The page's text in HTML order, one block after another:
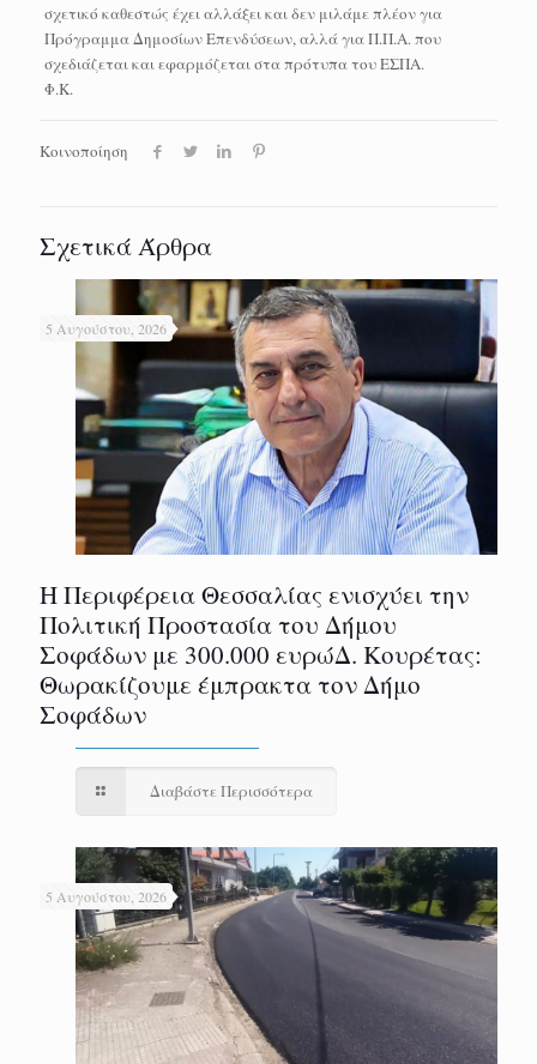
σχετικό καθεστώς έχει αλλάξει και δεν μιλάμε πλέον για
Πρόγραμμα Δημοσίων Επενδύσεων, αλλά για Π.Π.Α. που
σχεδιάζεται και εφαρμόζεται στα πρότυπα του ΕΣΠΑ.
Φ.Κ.
Κοινοποίηση
Σχετικά Άρθρα
5 Αυγούστου, 2026
Η Περιφέρεια Θεσσαλίας ενισχύει την
Πολιτική Προστασία του Δήμου
Σοφάδων με 300.000 ευρώΔ. Κουρέτας:
Θωρακίζουμε έμπρακτα τον Δήμο
Σοφάδων
Διαβάστε Περισσότερα
5 Αυγούστου, 2026